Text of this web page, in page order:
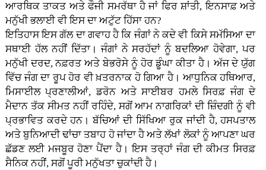
ਆਰਥਿਕ ਤਾਕਤ ਅਤੇ ਫੌਜੀ ਸਮਰੱਥਾ ਹੈ ਜਾਂ ਫਿਰ ਸ਼ਾਂਤੀ, ਇਨਸਾਫ਼ ਅਤੇ
ਮਨੁੱਖੀ ਭਲਾਈ ਵੀ ਇਸ ਦਾ ਅਟੁੱਟ ਹਿੱਸਾ ਹਨ?
ਇਤਿਹਾਸ ਇਸ ਗੱਲ ਦਾ ਗਵਾਹ ਹੈ ਕਿ ਜੰਗਾਂ ਨੇ ਕਦੇ ਵੀ ਕਿਸੇ ਸਮੱਸਿਆ ਦਾ
ਸਥਾਈ ਹੱਲ ਨਹੀਂ ਦਿੱਤਾ। ਜੰਗਾਂ ਨੇ ਸਰਹੱਦਾਂ ਨੂੰ ਬਦਲਿਆ ਹੋਵੇਗਾ, ਪਰ
ਮਨੁੱਖੀ ਦਰਦ, ਨਫ਼ਰਤ ਅਤੇ ਬੇਭਰੋਸੇ ਨੂੰ ਹੋਰ ਡੂੰਘਾ ਕੀਤਾ ਹੈ। ਅੱਜ ਦੇ ਯੁੱਗ
ਵਿੱਚ ਜੰਗ ਦਾ ਰੂਪ ਹੋਰ ਵੀ ਖ਼ਤਰਨਾਕ ਹੋ ਗਿਆ ਹੈ। ਆਧੁਨਿਕ ਹਥਿਆਰ,
ਮਿਸਾਈਲ ਪ੍ਰਣਾਲੀਆਂ, ਡਰੋਨ ਅਤੇ ਸਾਈਬਰ ਹਮਲੇ ਸਿਰਫ਼ ਜੰਗ ਦੇ
ਮੈਦਾਨ ਤੱਕ ਸੀਮਤ ਨਹੀਂ ਰਹਿੰਦੇ, ਸਗੋਂ ਆਮ ਨਾਗਰਿਕਾਂ ਦੀ ਜ਼ਿੰਦਗੀ ਨੂੰ ਵੀ
ਪ੍ਰਭਾਵਿਤ ਕਰਦੇ ਹਨ। ਬੱਚਿਆਂ ਦੀ ਸਿੱਖਿਆ ਰੁਕ ਜਾਂਦੀ ਹੈ, ਹਸਪਤਾਲ
ਅਤੇ ਬੁਨਿਆਦੀ ਢਾਂਚਾ ਤਬਾਹ ਹੋ ਜਾਂਦਾ ਹੈ ਅਤੇ ਲੱਖਾਂ ਲੋਕਾਂ ਨੂੰ ਆਪਣਾ ਘਰ
ਛੱਡਣ ਲਈ ਮਜਬੂਰ ਹੋਣਾ ਪੈਂਦਾ ਹੈ। ਇਸ ਤਰ੍ਹਾਂ ਜੰਗ ਦੀ ਕੀਮਤ ਸਿਰਫ਼
ਸੈਨਿਕ ਨਹੀਂ, ਸਗੋਂ ਪੂਰੀ ਮਨੁੱਖਤਾ ਚੁਕਾਂਦੀ ਹੈ।